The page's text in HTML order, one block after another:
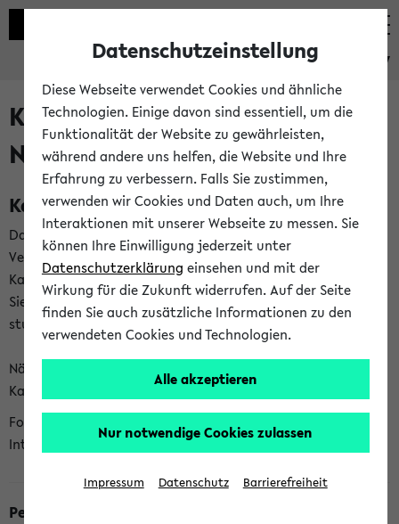
eKVV
Kalenderintegration und
Newsfeeds
Kalenderintegration
Das eKVV bietet Ihnen die Möglichkeit,
Veranstaltungstermine in eine Vielzahl von
Kalenderanwendungen einzubinden. Auf diese Weise können
Sie einen gemeinsamen Überblick über Ihre privaten und
studienbezogenen Termine erhalten.
Näheres zu Vorteilen und Funktionsweise der
Kalenderintegration können Sie auf unserer
Folgende Kalender bietet Ihnen das eKVV derzeit zur
Integration an:
Persönlicher Kalender
Datenschutzeinstellung
Diese Webseite verwendet Cookies und ähnliche
Technologien. Einige davon sind essentiell, um die
Funktionalität der Website zu gewährleisten,
während andere uns helfen, die Website und Ihre
Erfahrung zu verbessern. Falls Sie zustimmen,
verwenden wir Cookies und Daten auch, um Ihre
Interaktionen mit unserer Webseite zu messen. Sie
können Ihre Einwilligung jederzeit unter
Datenschutzerklärung einsehen und mit der
Wirkung für die Zukunft widerrufen. Auf der Seite
finden Sie auch zusätzliche Informationen zu den
verwendeten Cookies und Technologien.
Alle akzeptieren
Nur notwendige Cookies zulassen
Impressum Datenschutz Barrierefreiheit